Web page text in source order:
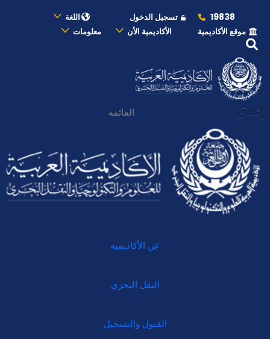
19838 تسجيل الدخول
اللغة
موقع الأكاديمية
الأكاديمية الأن معلومات
إغلاق القائمة
عن الأكاديمية
النقل البحري
القبول والتسجيل